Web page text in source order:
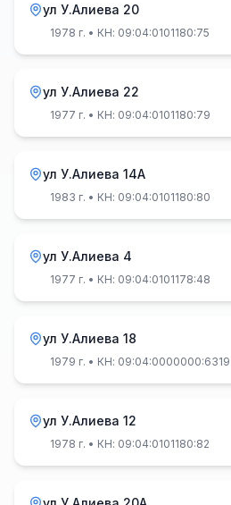
ул У.Алиева 20
1978 г. • КН: 09:04:0101180:75
ул У.Алиева 22
1977 г. • КН: 09:04:0101180:79
ул У.Алиева 14А
1983 г. • КН: 09:04:0101180:80
ул У.Алиева 4
1977 г. • КН: 09:04:0101178:48
ул У.Алиева 18
1979 г. • КН: 09:04:0000000:6319
ул У.Алиева 12
1978 г. • КН: 09:04:0101180:82